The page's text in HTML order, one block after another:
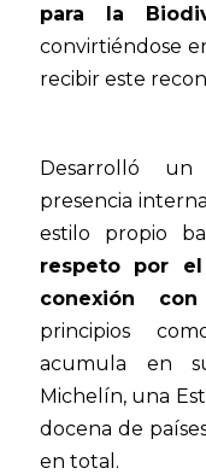
para la
convirtiéndose
recibir este
Desarrolló
presencia
estilo propio
respeto por
conexión
principios
acumula en
Michelín, una
docena de
en total.